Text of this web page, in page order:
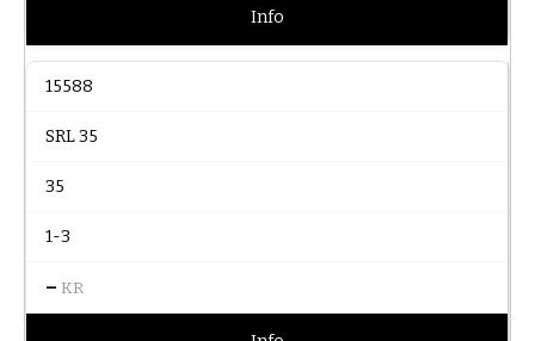
Info
15588
SRL 35
35
1-3
– KR